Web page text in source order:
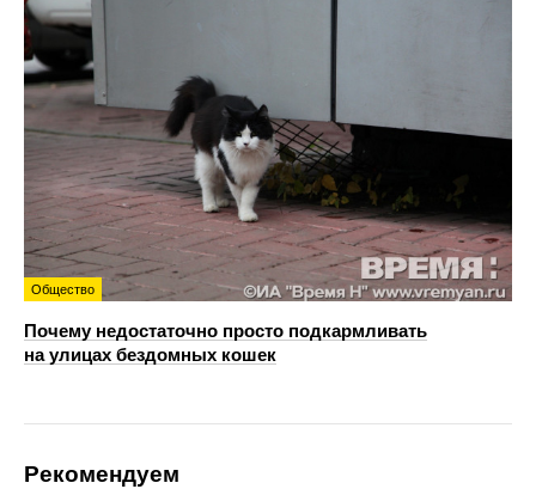
Общество
Почему недостаточно просто подкармливать
на улицах бездомных кошек
Рекомендуем